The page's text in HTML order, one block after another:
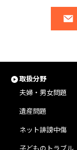
取扱分野
夫婦・男女問題
遺産問題
ネット誹謗中傷